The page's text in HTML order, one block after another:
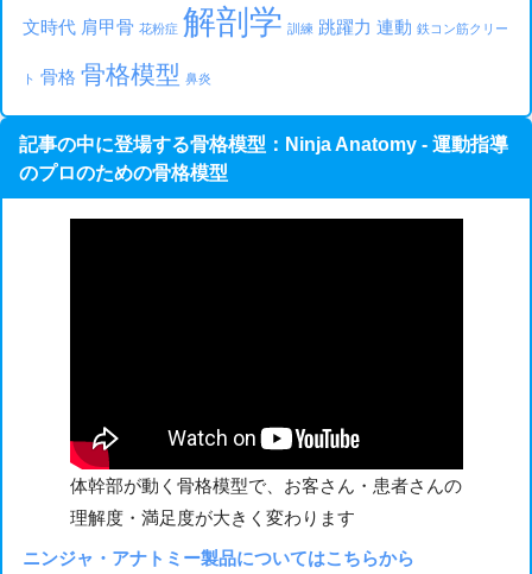
文時代 肩甲骨 花粉症 解剖学 訓練 跳躍力 連動 鉄コン筋クリー
ト 骨格 骨格模型 鼻炎
記事の中に登場する骨格模型：Ninja Anatomy - 運動指導
のプロのための骨格模型
体幹部が動く骨格模型で、お客さん・患者さんの
理解度・満足度が大きく変わります
ニンジャ・アナトミー製品についてはこちらから